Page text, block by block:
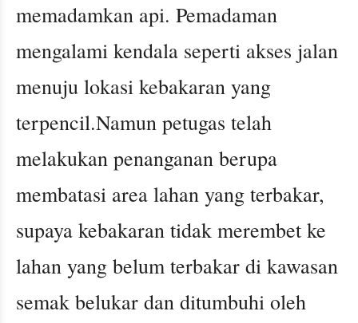
memadamkan api. Pemadaman
mengalami kendala seperti akses jalan
menuju lokasi kebakaran yang
terpencil.Namun petugas telah
melakukan penanganan berupa
membatasi area lahan yang terbakar,
supaya kebakaran tidak merembet ke
lahan yang belum terbakar di kawasan
semak belukar dan ditumbuhi oleh